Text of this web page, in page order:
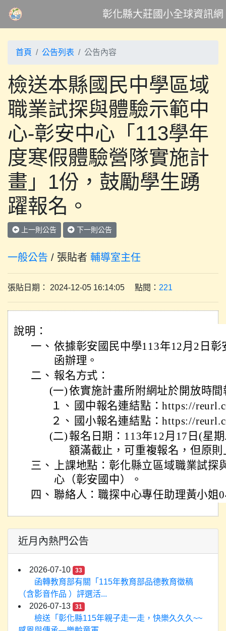
彰化縣大莊國小全球資訊網
首頁 公告列表 公告內容
檢送本縣國民中學區域
職業試探與體驗示範中
心-彰安中心「113學年
度寒假體驗營隊實施計
畫」1份，鼓勵學生踴
躍報名。
上一則公告 下一則公告
一般公告 / 張貼者 輔導室主任
張貼日期： 2024-12-05 16:14:05 點閱： 221
說明：
一、 依據彰安國民中學113年12月2日彰
函辦理。
二、 報名方式：
(一)依實施計畫所附網址於開放時間
１、 國中報名連結點：https://
２、 國小報名連結點：https://
(二) 報名日期：113年12月17日(星
額滿截止，可重複報名，但原
三、
上課地點：彰化縣立區域職業試探
心（彰安國中）。
四、 聯絡人：職探中心專任助理黃小姐
近月內熱門公告
2026-07-10 33
函轉教育部有關「115年教育部品德教育徵稿
（含影音作品 ）評選活...
2026-07-13
31
檢送「彰化縣115年親子走一走，快樂久久久~~